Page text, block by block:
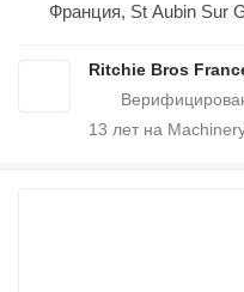
Франция, St Aubin Sur
Ritchie Bros
13 лет на